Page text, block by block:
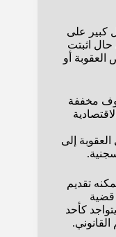
كبير على
اثبتت
العقوبة أو
مخففة
إلى
تقديم
قضية
كأحد